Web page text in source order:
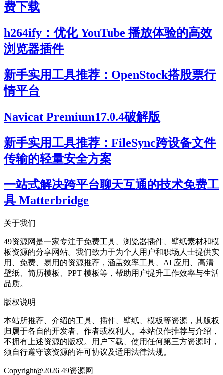
费下载
h264ify：优化 YouTube 播放体验的高效
浏览器插件
新手实用工具推荐：OpenStock搭股票行
情平台
Navicat Premium17.0.4破解版
新手实用工具推荐：FileSync跨设备文件
传输的轻量安全方案
一站式解决跨平台聊天互通的技术免费工
具 Matterbridge
关于我们
49资源网是一家专注于免费工具、浏览器插件、壁纸素材和模
板资源的分享网站。我们致力于为个人用户和职场人士提供实
用、免费、易用的资源推荐，涵盖效率工具、AI 应用、高清
壁纸、简历模板、PPT 模板等，帮助用户提升工作效率与生活
品质。
版权说明
本站所推荐、介绍的工具、插件、壁纸、模板等资源，其版权
归属于各自的开发者、作者或权利人。本站仅作推荐与介绍，
不拥有上述资源的版权。用户下载、使用任何第三方资源时，
须自行遵守该资源的许可协议及适用法律法规。
Copyright@2026 49资源网